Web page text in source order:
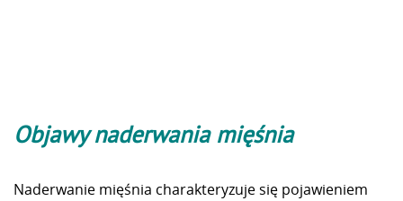
Objawy naderwania mięśnia
Naderwanie mięśnia charakteryzuje się pojawieniem